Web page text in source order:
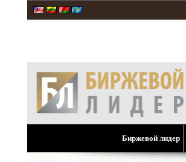
Биржевой лидер